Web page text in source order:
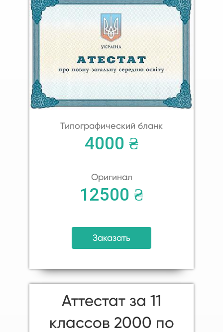
Типографический бланк
4000 ₴
Оригинал
12500 ₴
Заказать
Аттестат за 11
классов 2000 по